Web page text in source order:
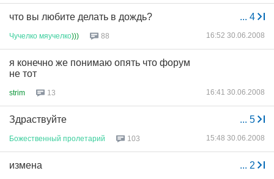
... 4
что вы любите делать в дождь?
Чучелко мяучелко))) 88 16:52 30.06.2008
я конечно же понимаю опять что форум
не тот
strim 13 16:41 30.06.2008
... 5
Здраствуйте
Божественный пролетарий 103 15:48 30.06.2008
... 2
измена